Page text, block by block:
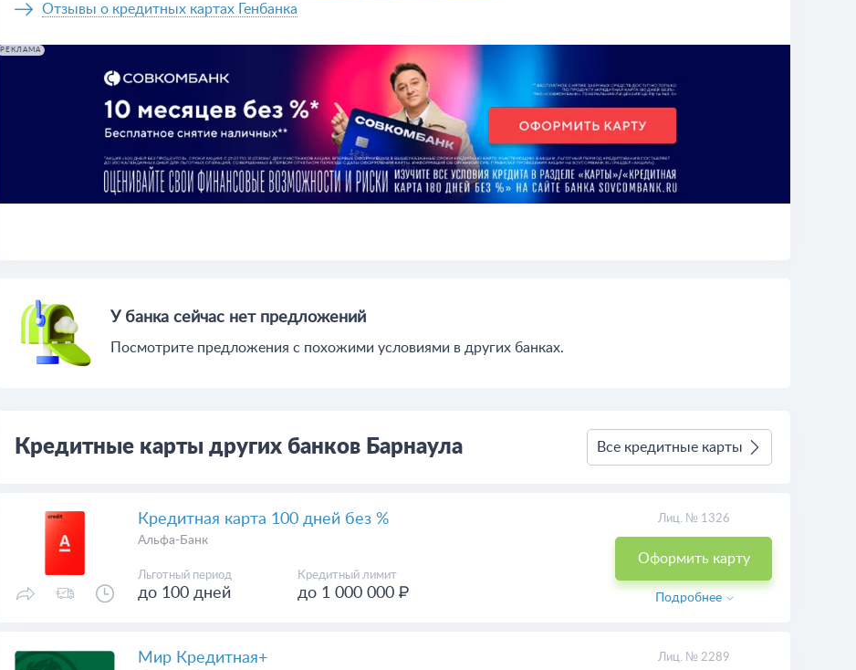
РЕКЛАМА
Отзывы о кредитных картах Генбанка
У банка сейчас нет предложений
Посмотрите предложения c похожими условиями в других банках.
Кредитные карты других банков Барнаула Все кредитные карты
Кредитная карта 100 дней без %
Альфа-Банк
Льготный период
до 100 дней
Кредитный лимит
до 1 000 000 ₽
Лиц. № 1326
Оформить карту
Подробнее
Мир Кредитная+ Лиц. № 2289